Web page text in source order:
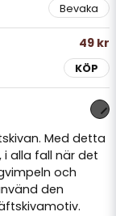
Bevaka
49 kr
KÖP
Med detta
alla fall när det
och
den